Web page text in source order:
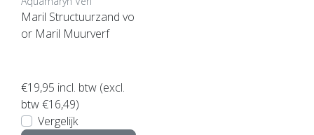
Maril Structuurzand vo
or Maril Muurverf
€19,95 incl. btw (excl.
btw €16,49)
Vergelijk